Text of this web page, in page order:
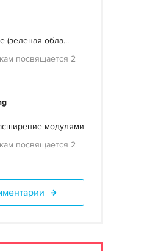
(зеленая обла...
посвящается 2
модулями
посвящается 2